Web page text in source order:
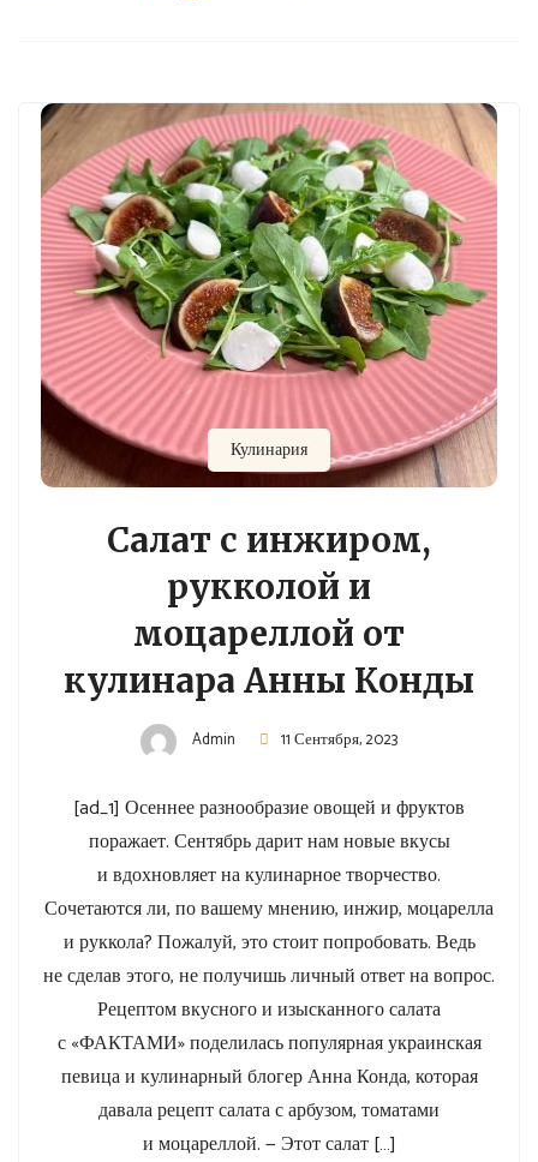
Кулинария
Салат с инжиром,
рукколой и
моцареллой от
кулинара Анны Конды
Admin 11 Сентября, 2023
[ad_1] Осеннее разнообразие овощей и фруктов
поражает. Сентябрь дарит нам новые вкусы
и вдохновляет на кулинарное творчество.
Сочетаются ли, по вашему мнению, инжир, моцарелла
и руккола? Пожалуй, это стоит попробовать. Ведь
не сделав этого, не получишь личный ответ на вопрос.
Рецептом вкусного и изысканного салата
с «ФАКТАМИ» поделилась популярная украинская
певица и кулинарный блогер Анна Конда, которая
давала рецепт салата с арбузом, томатами
и моцареллой. — Этот салат […]